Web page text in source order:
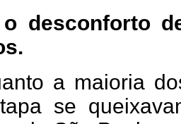
o desconforto
a maioria
se